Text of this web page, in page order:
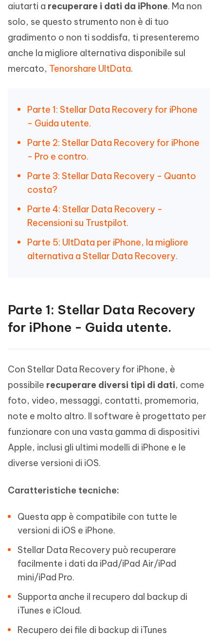
aiutarti a recuperare i dati da iPhone. Ma non
solo, se questo strumento non è di tuo
gradimento o non ti soddisfa, ti presenteremo
anche la migliore alternativa disponibile sul
mercato, Tenorshare UltData.
Parte 1: Stellar Data Recovery for iPhone
- Guida utente.
Parte 2: Stellar Data Recovery for iPhone
- Pro e contro.
Parte 3: Stellar Data Recovery - Quanto
costa?
Parte 4: Stellar Data Recovery -
Recensioni su Trustpilot.
Parte 5: UltData per iPhone, la migliore
alternativa a Stellar Data Recovery.
Parte 1: Stellar Data Recovery
for iPhone - Guida utente.
Con Stellar Data Recovery for iPhone, è
possibile recuperare diversi tipi di dati, come
foto, video, messaggi, contatti, promemoria,
note e molto altro. Il software è progettato per
funzionare con una vasta gamma di dispositivi
Apple, inclusi gli ultimi modelli di iPhone e le
diverse versioni di iOS.
Caratteristiche tecniche:
Questa app è compatibile con tutte le
versioni di iOS e iPhone.
Stellar Data Recovery può recuperare
facilmente i dati da iPad/iPad Air/iPad
mini/iPad Pro.
Supporta anche il recupero dal backup di
iTunes e iCloud.
Recupero dei file di backup di iTunes